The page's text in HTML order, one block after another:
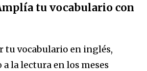
tu vocabulario con
tu vocabulario en inglés,
la lectura en los meses